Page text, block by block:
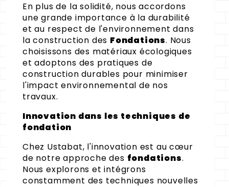
En plus de la solidité, nous accordons
une grande importance à la durabilité
et au respect de l'environnement dans
la construction des Fondations. Nous
choisissons des matériaux écologiques
et adoptons des pratiques de
construction durables pour minimiser
l'impact environnemental de nos
travaux.
Innovation dans les techniques de
fondation
Chez Ustabat, l'innovation est au cœur
de notre approche des fondations.
Nous explorons et intégrons
constamment des techniques nouvelles